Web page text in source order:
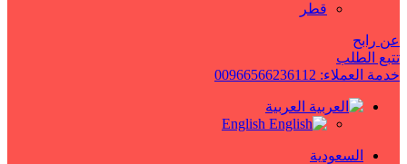
قطر
عن رابح
تتبع الطلب
خدمة العملاء: 00966566236112
العربية
English
السعودية